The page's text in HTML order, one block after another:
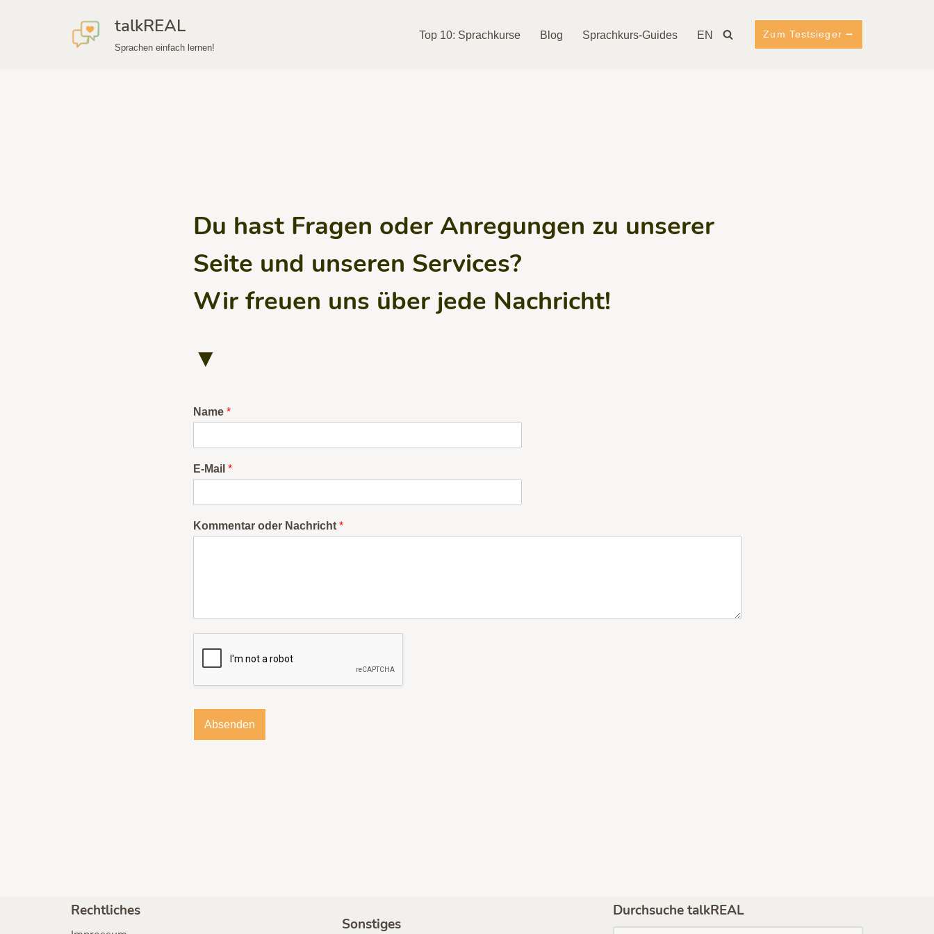
talkREAL
Sprachen einfach lernen!
Top 10: Sprachkurse Blog Sprachkurs-Guides EN Zum Testsieger ⭢
Du hast Fragen oder Anregungen zu unserer
Seite und unseren Services?
Wir freuen uns über jede Nachricht!
▼
Name *
E-Mail *
Kommentar oder Nachricht *
Absenden
Rechtliches
Sonstiges
Durchsuche talkREAL